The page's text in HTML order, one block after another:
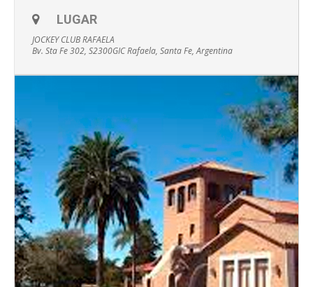
LUGAR
JOCKEY CLUB RAFAELA
Bv. Sta Fe 302, S2300GIC Rafaela, Santa Fe, Argentina